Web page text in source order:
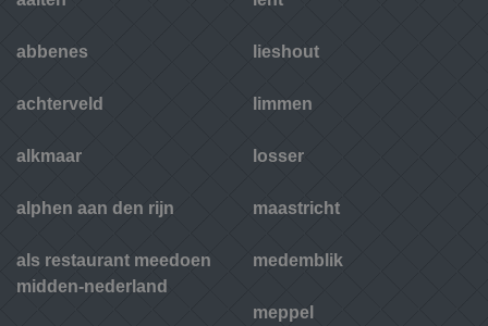
abbenes
achterveld
alkmaar
alphen aan den rijn
als restaurant meedoen
midden-nederland
lieshout
limmen
losser
maastricht
medemblik
meppel